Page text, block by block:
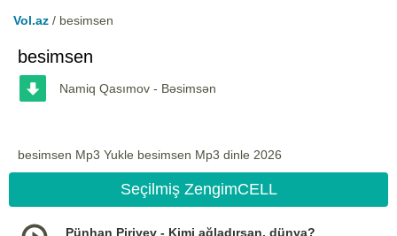
Vol.az / besimsen
besimsen
Namiq Qasımov - Bəsimsən
besimsen Mp3 Yukle besimsen Mp3 dinle 2026
Seçilmiş ZengimCELL
Pünhan Piriyev - Kimi ağladırsan, dünya?